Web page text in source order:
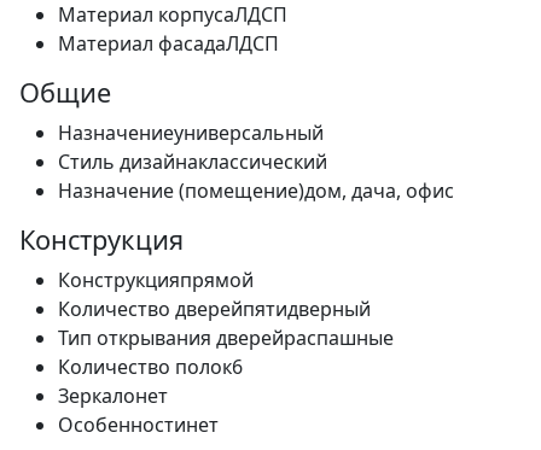
Материал корпусаЛДСП
Материал фасадаЛДСП
Общие
Назначениеуниверсальный
Стиль дизайнаклассический
Назначение (помещение)дом, дача, офис
Конструкция
Конструкцияпрямой
Количество дверейпятидверный
Тип открывания дверейраспашные
Количество полок6
Зеркалонет
Особенностинет